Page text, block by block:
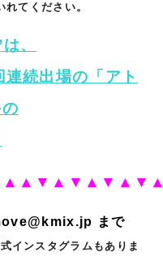
てください。
、
連続出場の「アト
まで
インスタグラムもありま